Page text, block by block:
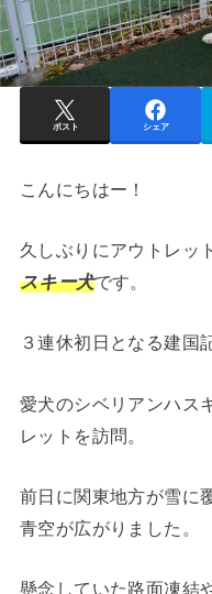
ポスト シェア
こんにちはー！
久しぶりにアウトレッ
スキー犬です。
３連休初日となる建国
愛犬のシベリアンハス
レットを訪問。
前日に関東地方が雪に
青空が広がりました。
懸念していた路面凍結